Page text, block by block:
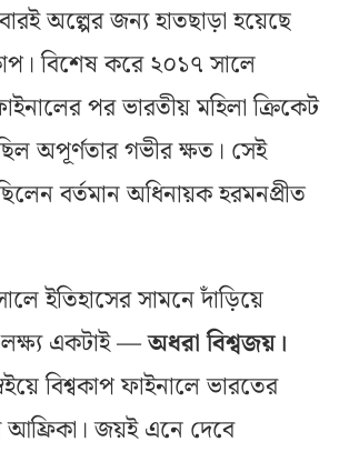
অল্পের জন্য হাতছাড়া হয়েছে
বিশেষ করে ২০১৭ সালে
পর ভারতীয় মহিলা ক্রিকেট
অপূর্ণতার গভীর ক্ষত। সেই
বর্তমান অধিনায়ক হরমনপ্রীত
ইতিহাসের সামনে দাঁড়িয়ে
লক্ষ্য একটাই —অধরা বিশ্বজয়।
বিশ্বকাপ ফাইনালে ভারতের
আফ্রিকা। জয়ই এনে দেবে